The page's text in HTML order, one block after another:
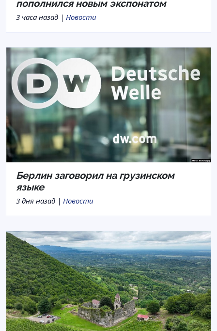
пополнился новым экспонатом
3 часа назад | Новости
Берлин заговорил на грузинском
языке
3 дня назад | Новости